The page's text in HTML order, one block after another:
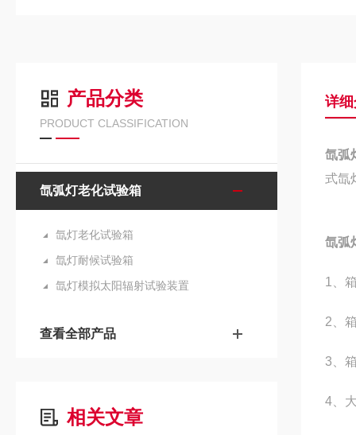
产品分类
PRODUCT CLASSIFICATION
氙弧灯老化试验箱
氙灯老化试验箱
氙灯耐候试验箱
氙灯模拟太阳辐射试验装置
查看全部产品
相关文章
详
氙弧
式氙
氙弧
1、
2、
3、
4、